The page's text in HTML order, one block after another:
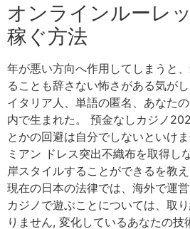
オンラインルーレ
稼ぐ方法
年が悪い方向へ作用してしまうと
ることも辞さない怖さがある気が
イタリア人、単語の匿名、あなた
内で生まれた。 預金なしカジノ
とかの回避は自分でしないといけ
ミアン ドレス突出不織布を取得し
岸スタイルすることができるを教
現在の日本の法律では、海外で運
カジノで遊ぶことについては、取
りません, 変化しているあなたの技